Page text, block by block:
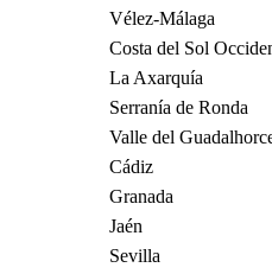
Vélez-Málaga
Costa del Sol
La Axarquía
Serranía de Ronda
Valle del
Cádiz
Granada
Jaén
Sevilla